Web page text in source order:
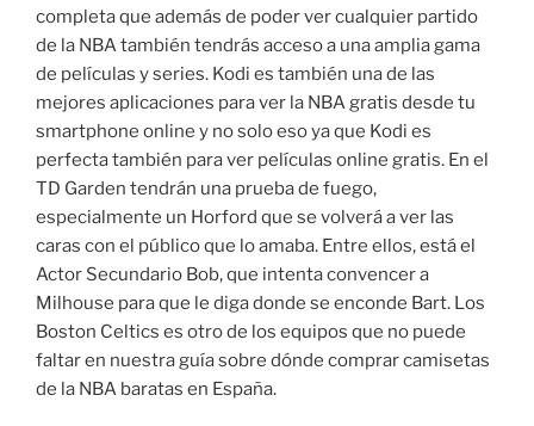
completa que además de poder ver cualquier partido
de la NBA también tendrás acceso a una amplia gama
de películas y series. Kodi es también una de las
mejores aplicaciones para ver la NBA gratis desde tu
smartphone online y no solo eso ya que Kodi es
perfecta también para ver películas online gratis. En el
TD Garden tendrán una prueba de fuego,
especialmente un Horford que se volverá a ver las
caras con el público que lo amaba. Entre ellos, está el
Actor Secundario Bob, que intenta convencer a
Milhouse para que le diga donde se enconde Bart. Los
Boston Celtics es otro de los equipos que no puede
faltar en nuestra guía sobre dónde comprar camisetas
de la NBA baratas en España.